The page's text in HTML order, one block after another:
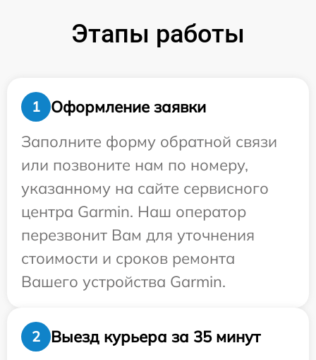
Этапы работы
1
Оформление заявки
Заполните форму обратной связи
или позвоните нам по номеру,
указанному на сайте сервисного
центра Garmin. Наш оператор
перезвонит Вам для уточнения
стоимости и сроков ремонта
Вашего устройства Garmin.
2 Выезд курьера за 35 минут